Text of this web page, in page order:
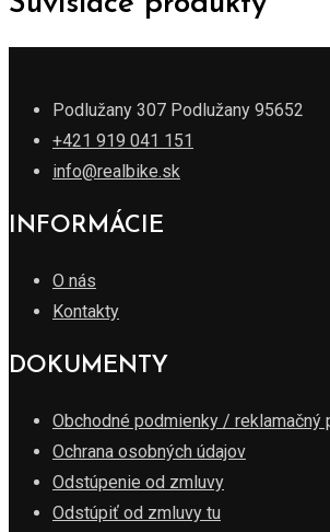
Podlužany 307 Podlužany 95652
+421 919 041 151
info@realbike.sk
INFORMÁCIE
O nás
Kontakty
DOKUMENTY
Obchodné podmienky / reklamačný
Ochrana osobných údajov
Odstúpenie od zmluvy
Odstúpiť od zmluvy tu